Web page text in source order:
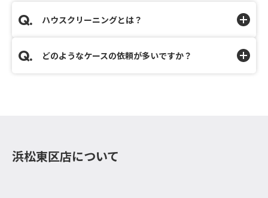
ハウスクリーニングとは？
どのようなケースの依頼が多いですか？
浜松東区店について